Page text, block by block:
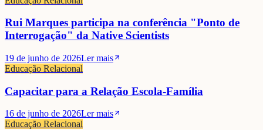
Rui Marques participa na conferência "Ponto de
Interrogação" da Native Scientists
19 de junho de 2026Ler mais
Educação Relacional
Capacitar para a Relação Escola-Família
16 de junho de 2026Ler mais
Educação Relacional